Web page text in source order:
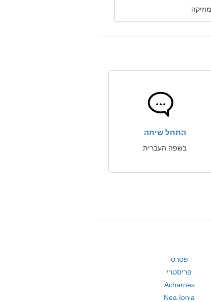
התחל שיחה
בשפה העברית
פטרס
פריסטרי
Acharnes
Nea Ionia